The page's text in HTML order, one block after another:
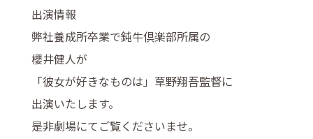
出演情報
弊社養成所卒業で鈍牛倶楽部所属の
櫻井健人が
「彼女が好きなものは」草野翔吾監督に
出演いたします。
是非劇場にてご覧くださいませ。